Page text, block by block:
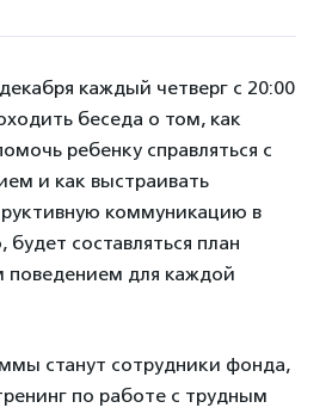
каждый четверг с 20:00
беседа о том, как
ребенку справляться с
и как выстраивать
коммуникацию в
составляться план
поведением для каждой
станут сотрудники фонда,
по работе с трудным